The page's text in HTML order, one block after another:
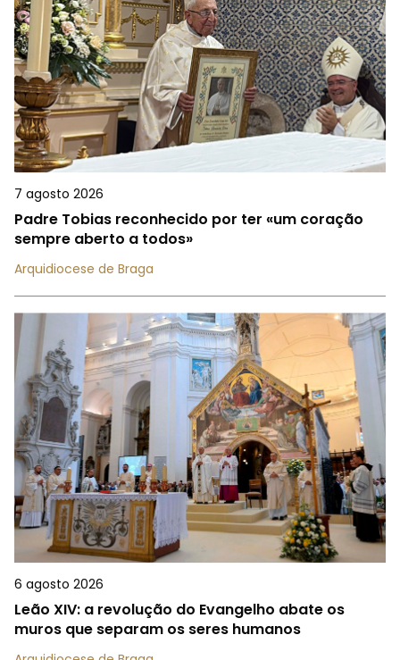
7 agosto 2026
Padre Tobias reconhecido por ter «um coração
sempre aberto a todos»
Arquidiocese de Braga
6 agosto 2026
Leão XIV: a revolução do Evangelho abate os
muros que separam os seres humanos